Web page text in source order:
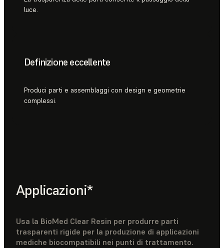
luce.
Definizione eccellente
Produci parti e assemblaggi con design e geometrie
complessi.
Applicazioni*
Usa la BioMed Clear Resin per produrre parti
trasparenti rigide per la produzione di applicazioni
mediche biocompatibili nei punti di trattamento.